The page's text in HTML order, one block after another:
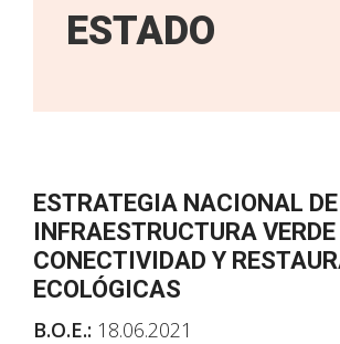
ESTADO
ESTRATEGIA NACIONAL DE
INFRAESTRUCTURA
CONECTIVIDAD Y
ECOLÓGICAS
B.O.E.: 18.06.2021